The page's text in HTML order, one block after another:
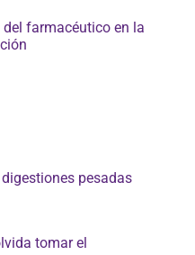
farmacéutico en la
pesadas
tomar el